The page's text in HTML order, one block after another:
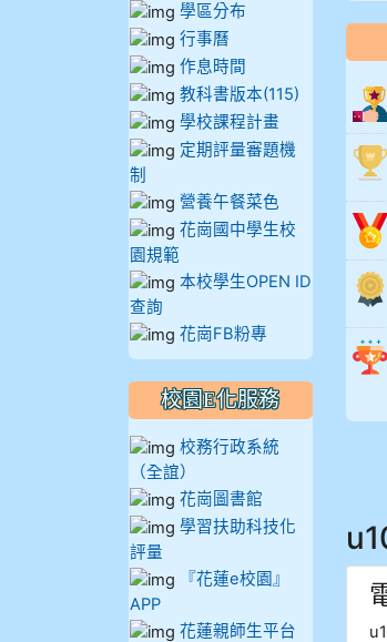
學區分布
行事曆
作息時間
教科書版本(115)
學校課程計畫
定期評量審題機
制
營養午餐菜色
花崗國中學生校
園規範
本校學生OPEN ID
查詢
花崗FB粉專
校園E化服務
校務行政系統
（全誼）
花崗圖書館
學習扶助科技化
評量
『花蓮e校園』
APP
花蓮親師生平台